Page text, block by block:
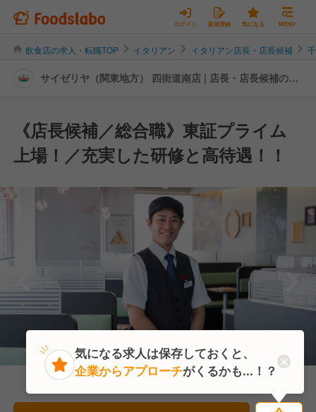
ログイン 新規登録 気になる MENU
飲食店の求人・転職TOP イタリアン イタリアン店長・店長候補
サイゼリヤ（関東地方） 四街道南店 | 店長・店長候補の転
《店長候補／総合職》東証プライム
上場！／充実した研修と高待遇！！
気になる求人は保存しておくと、
企業からアプローチがくるかも...！？